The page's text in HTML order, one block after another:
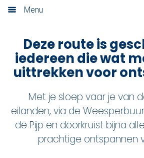
Menu
Nieuwsoverzicht
Boek nu
Locaties
Amsterdam
Grachtenroute: 3 uur
Deze route is
iedereen die wat
uittrekken voor
Met je sloep vaar je van
eilanden, via de
de Pijp en doorkruist bijna
prachtige ontspannen